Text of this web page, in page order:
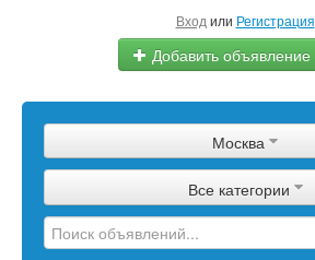
Вход или Регистрация
Добавить объявление
Сырье
Изделия
Оборудование
Москва
Все категории